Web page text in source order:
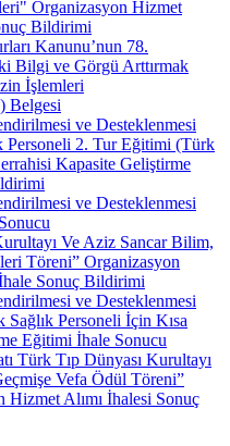
Organizasyon Hizmet
Bildirimi
Kanunu’nun 78.
Bilgi ve Görgü Arttırmak
İşlemleri
Belgesi
ve Desteklenmesi
Personeli 2. Tur Eğitimi (Türk
Kapasite Geliştirme
ve Desteklenmesi
Ve Aziz Sancar Bilim,
Töreni” Organizasyon
Sonuç Bildirimi
ve Desteklenmesi
Personeli İçin Kısa
Eğitimi İhale Sonucu
Türk Tıp Dünyası Kurultayı
Vefa Ödül Töreni”
Alımı İhalesi Sonuç